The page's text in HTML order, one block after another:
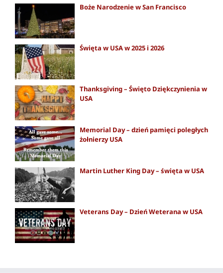
Boże Narodzenie w San Francisco
Święta w USA w 2025 i 2026
Thanksgiving – Święto Dziękczynienia w
USA
Memorial Day – dzień pamięci poległych
żołnierzy USA
Martin Luther King Day – święta w USA
Veterans Day – Dzień Weterana w USA